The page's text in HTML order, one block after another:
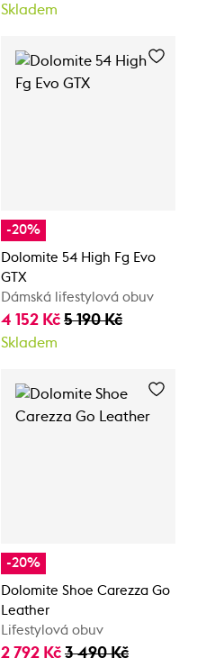
Skladem
-20%
Dolomite 54 High Fg Evo
GTX
Dámská lifestylová obuv
4 152 Kč 5 190 Kč
Skladem
-20%
Dolomite Shoe Carezza Go
Leather
Lifestylová obuv
2 792 Kč 3 490 Kč